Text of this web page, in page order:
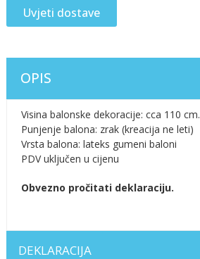
Uvjeti dostave
OPIS
Visina balonske dekoracije: cca 110 cm.
Punjenje balona: zrak (kreacija ne leti)
Vrsta balona: lateks gumeni baloni
PDV uključen u cijenu
Obvezno pročitati deklaraciju.
DEKLARACIJA